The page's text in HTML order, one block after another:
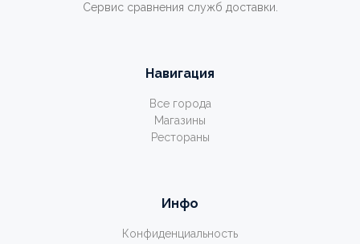
Сервис сравнения служб доставки.
Навигация
Все города
Магазины
Рестораны
Инфо
Конфиденциальность